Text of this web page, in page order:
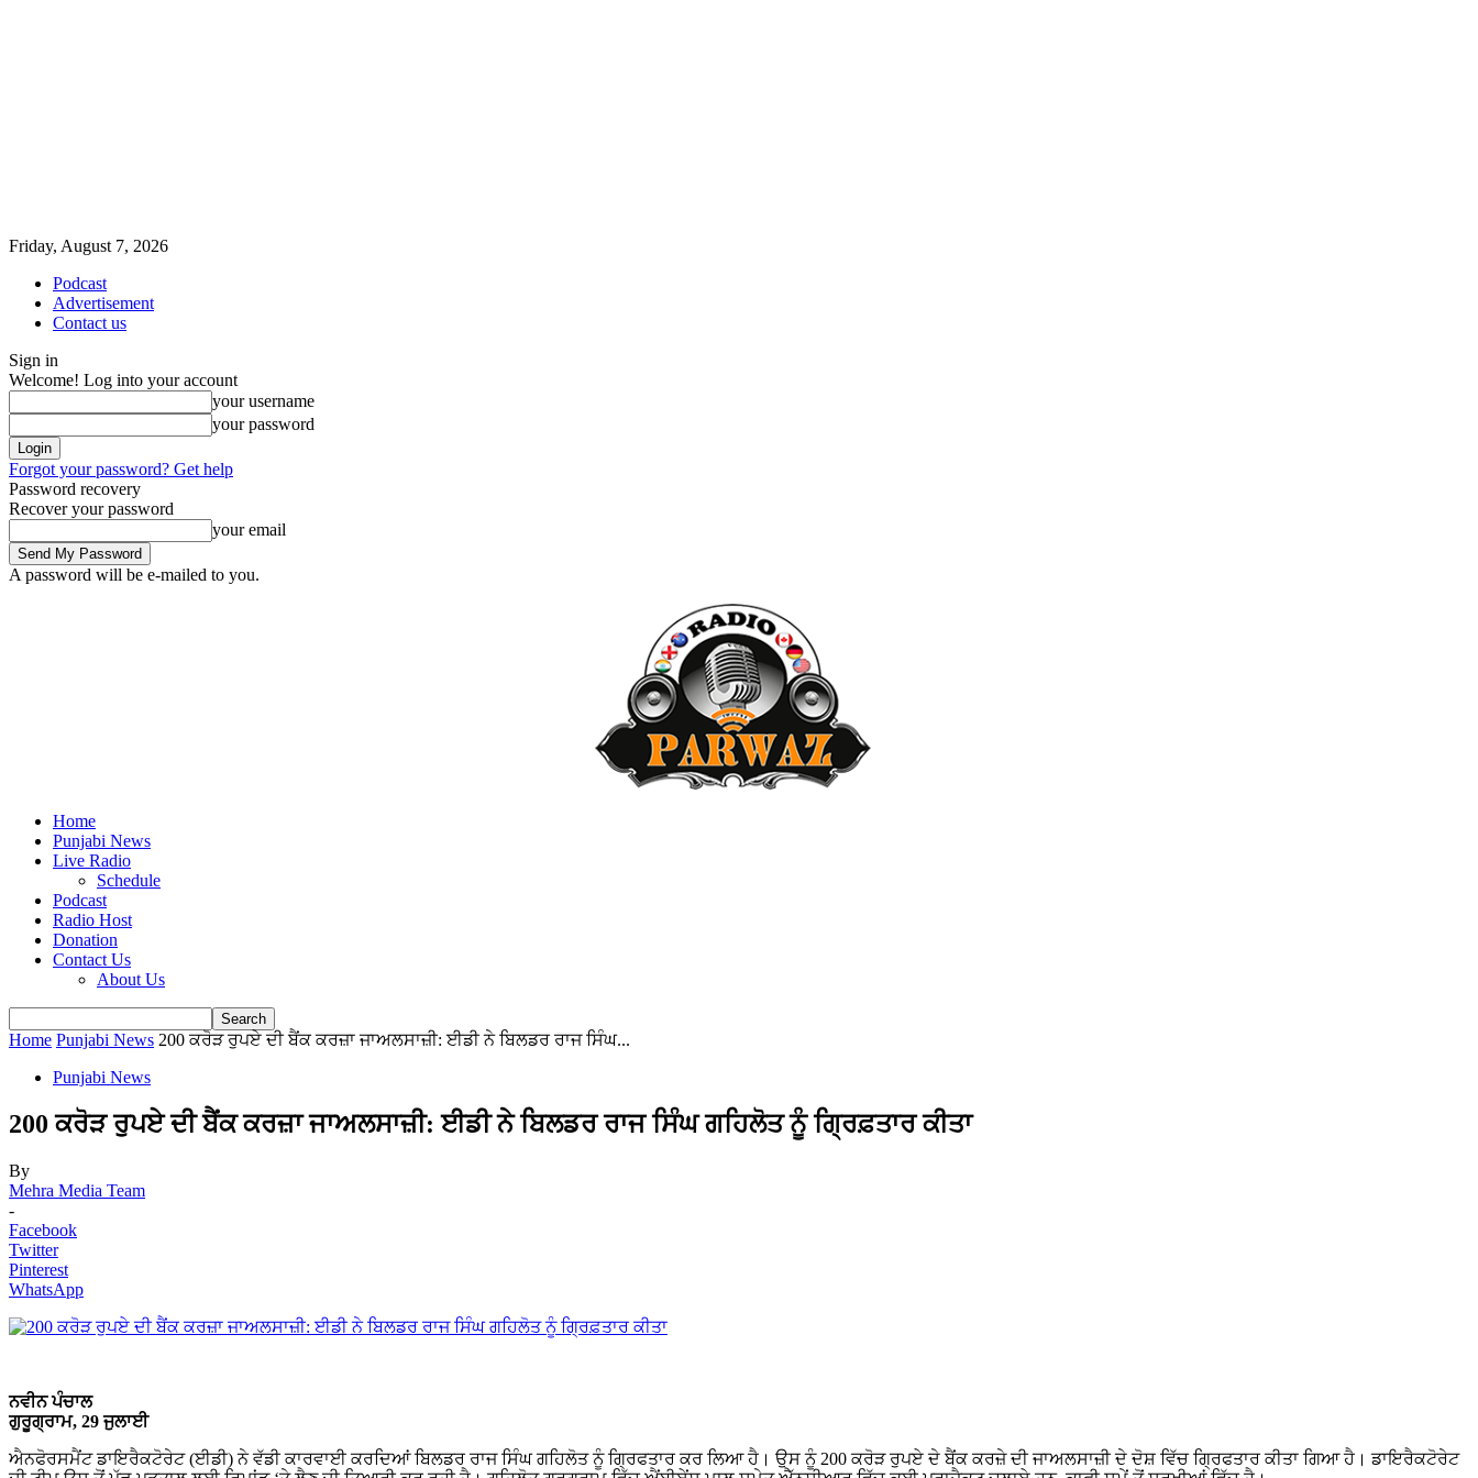
Friday, August 7, 2026
Podcast
Advertisement
Contact us
Sign in
Welcome! Log into your account
your username
your password
Forgot your password? Get help
Password recovery
Recover your password
your email
A password will be e-mailed to you.
Home
Punjabi News
Live Radio
Schedule
Podcast
Radio Host
Donation
Contact Us
About Us
Home Punjabi News 200 ਕਰੋੜ ਰੁਪਏ ਦੀ ਬੈਂਕ ਕਰਜ਼ਾ ਜਾਅਲਸਾਜ਼ੀ: ਈਡੀ ਨੇ ਬਿਲਡਰ ਰਾਜ ਸਿੰਘ...
Punjabi News
200 ਕਰੋੜ ਰੁਪਏ ਦੀ ਬੈਂਕ ਕਰਜ਼ਾ ਜਾਅਲਸਾਜ਼ੀ: ਈਡੀ ਨੇ ਬਿਲਡਰ ਰਾਜ ਸਿੰਘ ਗਹਿਲੋਤ ਨੂੰ ਗ੍ਰਿਫ਼ਤਾਰ ਕੀਤਾ
By
Mehra Media Team
-
Facebook
Twitter
Pinterest
WhatsApp
ਨਵੀਨ ਪੰਚਾਲ
ਗੁਰੂਗ੍ਰਾਮ, 29 ਜੁਲਾਈ
ਐਨਫੋਰਸਮੈਂਟ ਡਾਇਰੈਕਟੋਰੇਟ (ਈਡੀ) ਨੇ ਵੱਡੀ ਕਾਰਵਾਈ ਕਰਦਿਆਂ ਬਿਲਡਰ ਰਾਜ ਸਿੰਘ ਗਹਿਲੋਤ ਨੂੰ ਗ੍ਰਿਫਤਾਰ ਕਰ ਲਿਆ ਹੈ। ਉਸ ਨੂੰ 200 ਕਰੋੜ ਰੁਪਏ ਦੇ ਬੈਂਕ ਕਰਜ਼ੇ ਦੀ ਜਾਅਲਸਾਜ਼ੀ ਦੇ ਦੋਸ਼ ਵਿੱਚ ਗ੍ਰਿਫਤਾਰ ਕੀਤਾ ਗਿਆ ਹੈ। ਡਾਇਰੈਕਟੋਰੇਟ